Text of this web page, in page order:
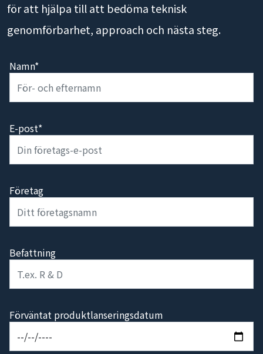
för att hjälpa till att bedöma teknisk
genomförbarhet, approach och nästa steg.
Namn*
E-post*
Företag
Befattning
Förväntat produktlanseringsdatum